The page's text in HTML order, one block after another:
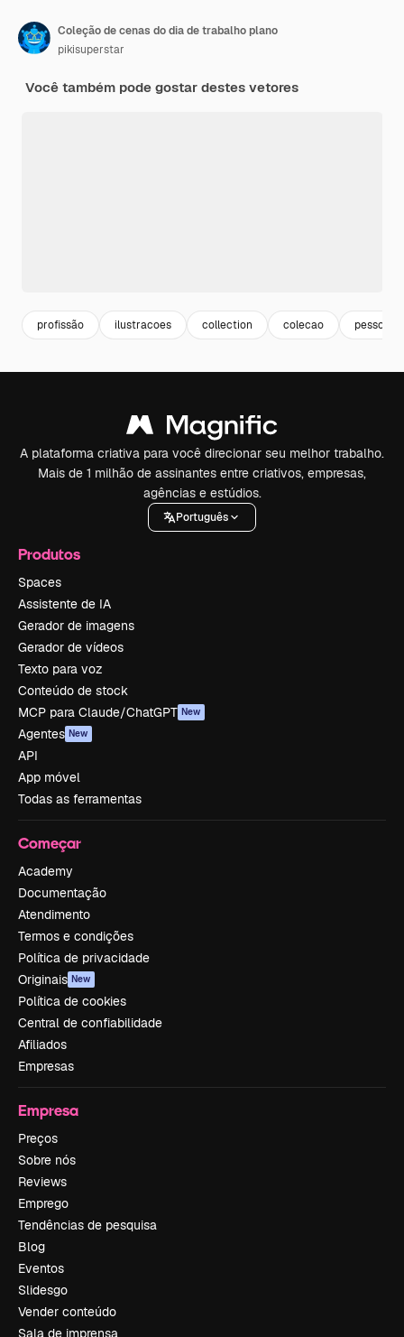
Coleção de cenas do dia de trabalho plano
pikisuperstar
Você também pode gostar destes vetores
profissão ilustracoes collection colecao pessoa
A plataforma criativa para você direcionar seu melhor trabalho.
Mais de 1 milhão de assinantes entre criativos, empresas,
agências e estúdios.
Português
Produtos
Spaces
Assistente de IA
Gerador de imagens
Gerador de vídeos
Texto para voz
Conteúdo de stock
MCP para Claude/ChatGPT New
Agentes New
API
App móvel
Todas as ferramentas
Começar
Academy
Documentação
Atendimento
Termos e condições
Política de privacidade
Originais New
Política de cookies
Central de confiabilidade
Afiliados
Empresas
Empresa
Preços
Sobre nós
Reviews
Emprego
Tendências de pesquisa
Blog
Eventos
Slidesgo
Vender conteúdo
Sala de imprensa